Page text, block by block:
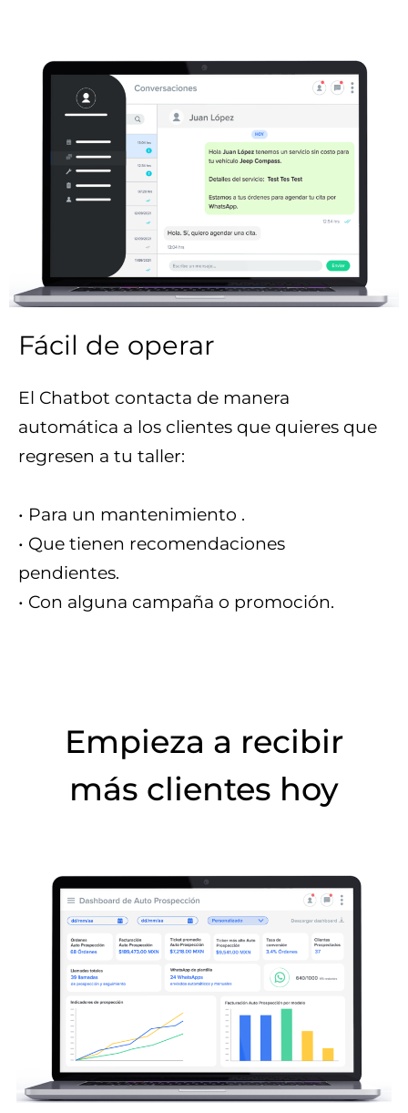
Fácil de operar
El Chatbot contacta de manera
automática a los clientes que quieres que
regresen a tu taller:
• Para un mantenimiento .
• Que tienen recomendaciones
pendientes.
• Con alguna campaña o promoción.
Empieza a recibir
más clientes hoy